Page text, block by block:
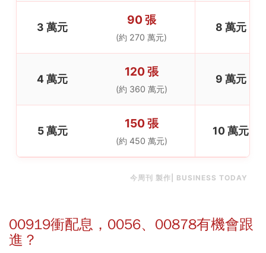
3 萬元
90 張
(約 270 萬元)
8 萬元
4 萬元
120 張
(約 360 萬元)
9 萬元
5 萬元
150 張
(約 450 萬元)
10 萬元
今周刊 製作| BUSINESS TODAY
00919衝配息，0056、00878有機會跟
進？